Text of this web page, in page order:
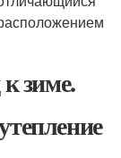
зиме.